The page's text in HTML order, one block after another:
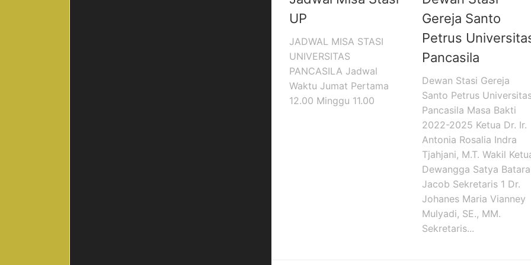
UP
JADWAL MISA STASI
UNIVERSITAS
PANCASILA Jadwal
Waktu Jumat Pertama
12.00 Minggu 11.00
Gereja Santo
Petrus
Pancasila
Dewan Stasi Gereja
Santo Petrus
Pancasila Masa Bakti
2022-2025 Ketua Dr. Ir.
Antonia Rosalia Indra
Tjahjani, M.T. Wakil
Dewangga Satya Batara
Jacob Sekretaris 1 Dr.
Johanes Maria Vianney
Mulyadi, SE., MM.
Sekretaris...